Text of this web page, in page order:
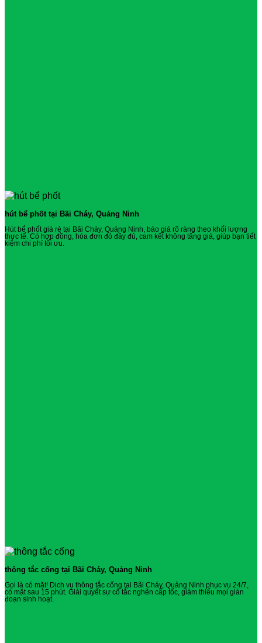
hút bể phốt tại Bãi Cháy, Quảng Ninh
Hút bể phốt giá rẻ tại Bãi Cháy, Quảng Ninh, báo giá rõ ràng theo khối lượng
thực tế. Có hợp đồng, hóa đơn đỏ đầy đủ, cam kết không tăng giá, giúp bạn tiết
kiệm chi phí tối ưu.
thông tắc cống tại Bãi Cháy, Quảng Ninh
Gọi là có mặt! Dịch vụ thông tắc cống tại Bãi Cháy, Quảng Ninh phục vụ 24/7,
có mặt sau 15 phút. Giải quyết sự cố tắc nghẽn cấp tốc, giảm thiểu mọi gián
đoạn sinh hoạt.